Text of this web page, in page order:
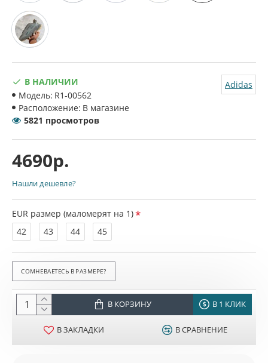
4690р.
В НАЛИЧИИ
Модель: R1-00562
Расположение: В магазине
Adidas
5821 просмотров
EUR размер (маломерят на 1)
42
43 44 45
В КОРЗИНУ В 1 КЛИК
В ЗАКЛАДКИ В СРАВНЕНИЕ
Нашли дешевле?
СОМНЕВАЕТЕСЬ В РАЗМЕРЕ?